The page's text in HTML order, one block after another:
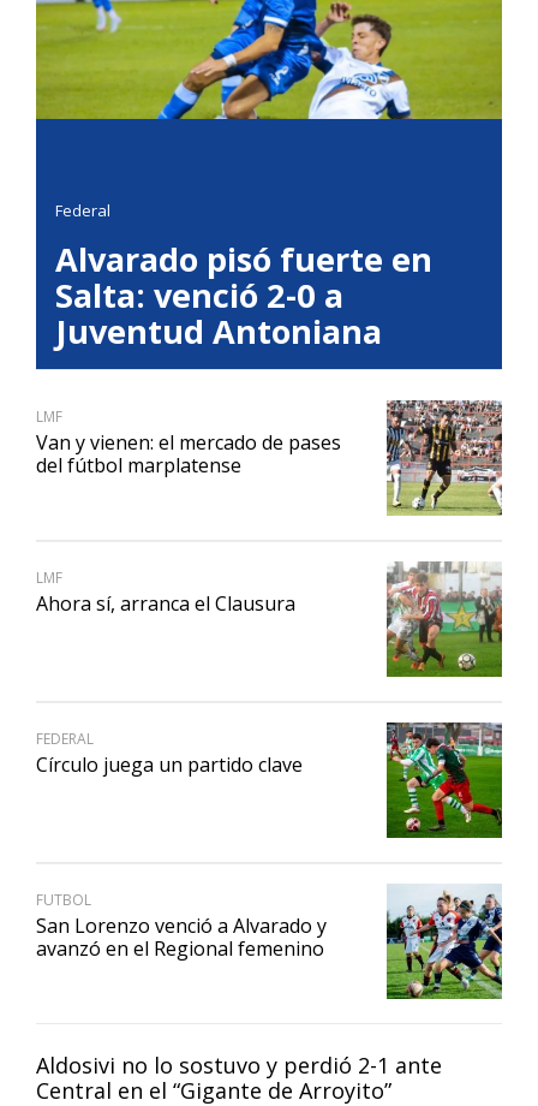
Aldosivi no lo sostuvo y perdió 2-1 ante
Central en el “Gigante de Arroyito”
Federal
Alvarado pisó fuerte en
Salta: venció 2-0 a
Juventud Antoniana
LMF
Van y vienen: el mercado de pases
del fútbol marplatense
LMF
Ahora sí, arranca el Clausura
FEDERAL
Círculo juega un partido clave
FUTBOL
San Lorenzo venció a Alvarado y
avanzó en el Regional femenino